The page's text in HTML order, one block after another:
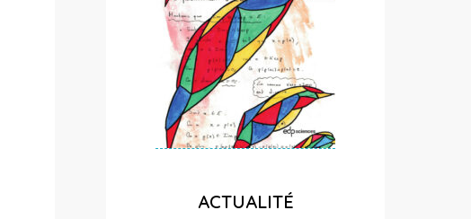
ACTUALITÉ